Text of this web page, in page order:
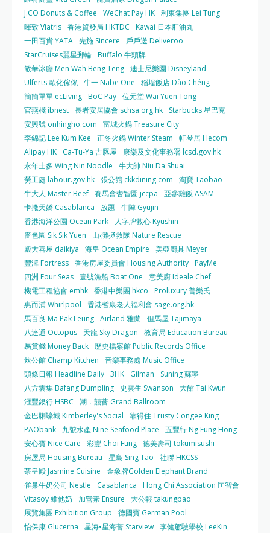
J.CO Donuts & Coffee
WeChat Pay HK 利東集團 Lei Tung
暉致 Viatris 香港貿發局 HKTDC
Kawai 日本肝油丸
一田百貨 YATA 先施 Sincere
戶戶送 Deliveroo
StarCruises麗星郵輪 Buffalo 牛頭牌
敏華冰廳 Men Wah Beng Teng 迪士尼樂園 Disneyland
Ulferts 歐化傢俬 牛一 Nabe One
稻埕飯店 Dào Chéng
簡簡單單 ecLiving BoC Pay 位元堂 Wai Yuen Tong
官燕棧 ibnest 長者安居協會 schsa.org.hk
Starbucks 星巴克
安興號 onhingho.com
富城火鍋 Treasure City
李錦記 Lee Kum Kee
正冬火鍋 Winter Steam
軒琴居 Hecom
Alipay HK
Ca-Tu-Ya 吉豚屋
康樂及文化事務署 lcsd.gov.hk
永年士多 Wing Nin Noodle
牛大帥 Niu Da Shuai
勞工處 labour.gov.hk 張公館 ckkdining.com
淘寶 Taobao
牛大人 Master Beef 賽馬會耆智園 jccpa
亞參雞飯 ASAM
卡撒天嬌 Casablanca
放題
牛陣 Gyujin
香港海洋公園 Ocean Park
人字牌救心 Kyushin
嗇色園 Sik Sik Yuen
山‧灘拯救隊 Nature Rescue
殿大喜屋 daikiya
海皇 Ocean Empire
美亞廚具 Meyer
豐澤 Fortress 香港房屋委員會 Housing Authority PayMe
四洲 Four Seas 壹號漁船 Boat One
意美廚 Ideale Chef
機電工程協會 emhk 香港中樂團 hkco
Proluxury 普樂氏
惠而浦 Whirlpool
香港耆康老人福利會 sage.org.hk
馬百良 Ma Pak Leung Airland 雅蘭 但馬屋 Tajimaya
八達通 Octopus
天龍 Sky Dragon
教育局 Education Bureau
易賞錢 Money Back
歷史檔案館 Public Records Office
炊公館 Champ Kitchen
音樂事務處 Music Office
頭條日報 Headline Daily 3HK Gilman
Suning 蘇寧
八方雲集 Bafang Dumpling
史雲生 Swanson
大館 Tai Kwun
滙豐銀行 HSBC
潮．囍薈 Grand Ballroom
金巴脷蠔城 Kimberley's Social
靠得住 Trusty Congee King
PAObank
九號水產 Nine Seafood Place
五豐行 Ng Fung Hong
安心寶 Nice Care
彩豐 Choi Fung 德美壽司 tokumisushi
房屋局 Housing Bureau
星島 Sing Tao
社聯 HKCSS
茶皇殿 Jasmine Cuisine
金象牌Golden Elephant Brand
雀巢牛奶公司 Nestle
Casablanca
Hong Chi Association 匡智會
Vitasoy 維他奶
加營素 Ensure
大公報 takungpao
展覽集團 Exhibition Group
德國寶 German Pool
怡保康 Glucerna
星海•星海薈 Starview 李健駕駛學校 LeeKin